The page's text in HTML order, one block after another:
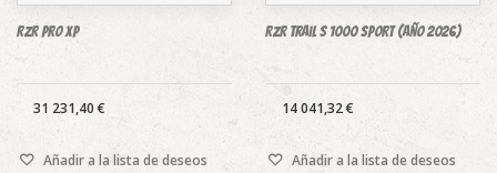
RZR PRO XP
31 231,40 €
Añadir a la lista de deseos
RZR Trail S 1000 SPORT (año 2026)
14 041,32 €
Añadir a la lista de deseos